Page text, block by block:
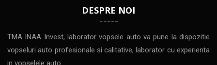
DESPRE NOI
TMA INAA Invest, laborator vopsele auto va pune la dispozitie
vopseluri auto profesionale si calitative, laborator cu experienta
in vopselele auto